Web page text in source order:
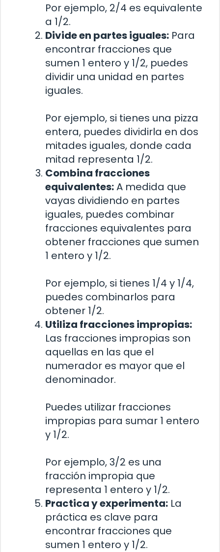
Por ejemplo, 2/4 es equivalente
a 1/2.
Divide en partes iguales: Para
encontrar fracciones que
sumen 1 entero y 1/2, puedes
dividir una unidad en partes
iguales.
Por ejemplo, si tienes una pizza
entera, puedes dividirla en dos
mitades iguales, donde cada
mitad representa 1/2.
Combina fracciones
equivalentes:A medida que
vayas dividiendo en partes
iguales, puedes combinar
fracciones equivalentes para
obtener fracciones que sumen
1 entero y 1/2.
Por ejemplo, si tienes 1/4 y 1/4,
puedes combinarlos para
obtener 1/2.
Utiliza fracciones impropias:
Las fracciones impropias son
aquellas en las que el
numerador es mayor que el
denominador.
Puedes utilizar fracciones
impropias para sumar 1 entero
y 1/2.
Por ejemplo, 3/2 es una
fracción impropia que
representa 1 entero y 1/2.
Practica y experimenta: La
práctica es clave para
encontrar fracciones que
sumen 1 entero y 1/2.